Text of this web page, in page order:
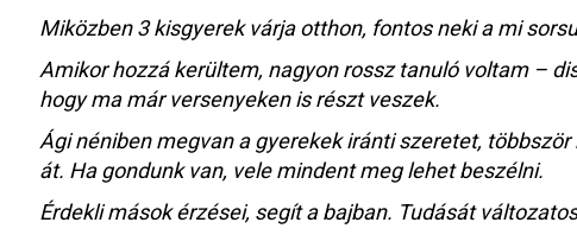
Miközben 3 kisgyerek várja otthon, fontos neki a mi
Amikor hozzá kerültem, nagyon rossz tanuló voltam –
hogy ma már versenyeken is részt veszek.
Ági néniben megvan a gyerekek iránti szeretet,
át. Ha gondunk van, vele mindent meg lehet beszélni.
Érdekli mások érzései, segít a bajban. Tudását